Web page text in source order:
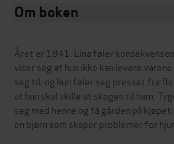
Om boken
Året er 1841. Lina føler
viser seg at hun ikke kan levere
seg til, og hun føler seg presset fra
at hun skal skille ut skogen til ham,
seg med henne og få gården på
en bjørn som skaper problemer for